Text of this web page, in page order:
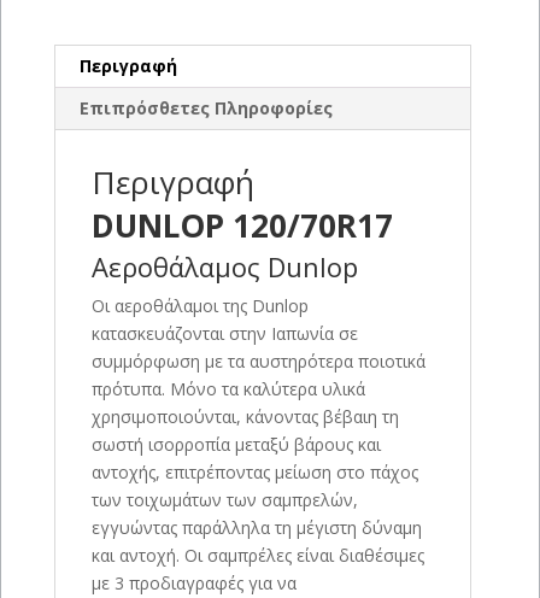
Περιγραφή
Επιπρόσθετες Πληροφορίες
Περιγραφή
DUNLOP 120/70R17
Αεροθάλαμος Dunlop
Οι αεροθάλαμοι της Dunlop
κατασκευάζονται στην Ιαπωνία σε
συμμόρφωση με τα αυστηρότερα ποιοτικά
πρότυπα. Μόνο τα καλύτερα υλικά
χρησιμοποιούνται, κάνοντας βέβαιη τη
σωστή ισορροπία μεταξύ βάρους και
αντοχής, επιτρέποντας μείωση στο πάχος
των τοιχωμάτων των σαμπρελών,
εγγυώντας παράλληλα τη μέγιστη δύναμη
και αντοχή. Οι σαμπρέλες είναι διαθέσιμες
με 3 προδιαγραφές για να